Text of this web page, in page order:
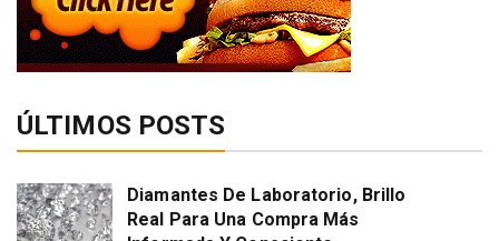
ÚLTIMOS POSTS
Diamantes De Laboratorio, Brillo
Real Para Una Compra Más